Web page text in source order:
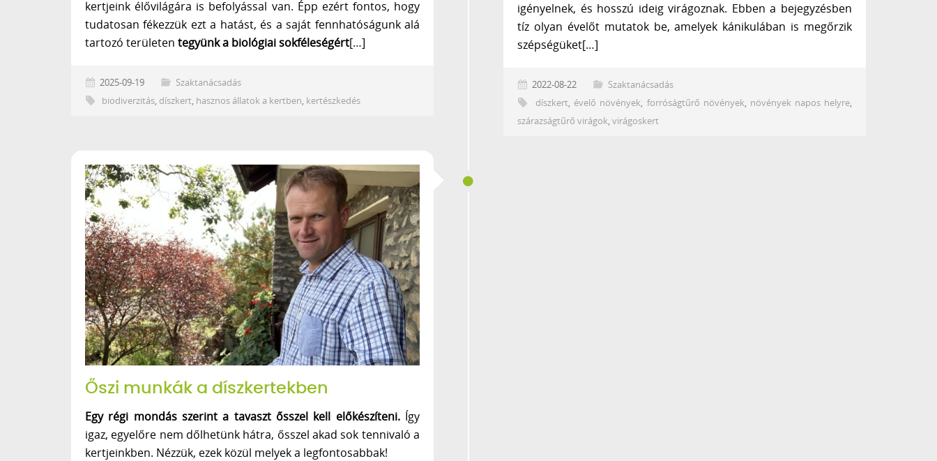
kertjeink élővilágára is befolyással van. Épp ezért fontos, hogy
tudatosan fékezzük ezt a hatást, és a saját fennhatóságunk alá
tartozó területen tegyünk a biológiai sokféleségért[…]
2025-09-19
Szaktanácsadás
biodiverzitás, díszkert, hasznos állatok a kertben, kertészkedés
igényelnek, és hosszú ideig virágoznak. Ebben a bejegyzésben
tíz olyan évelőt mutatok be, amelyek kánikulában is megőrzik
szépségüket[…]
2022-08-22
Szaktanácsadás
díszkert, évelő növények, forróságtűrő növények, növények napos helyre,
szárazságtűrő virágok, virágoskert
Őszi munkák a díszkertekben
Egy régi mondás szerint a tavaszt ősszel kell előkészíteni.Így
igaz, egyelőre nem dőlhetünk hátra, ősszel akad sok tennivaló a
kertjeinkben. Nézzük, ezek közül melyek a legfontosabbak!